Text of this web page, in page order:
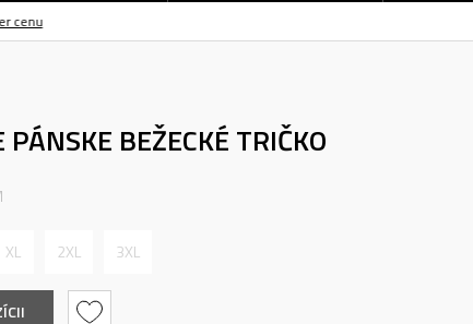
PÁNSKE BEŽECKÉ TRIČKO
XL 2XL 3XL